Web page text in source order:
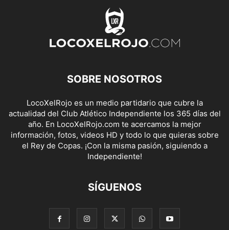
SOBRE NOSOTROS
LocoXelRojo es un medio partidario que cubre la
actualidad del Club Atlético Independiente los 365 días del
año. En LocoXelRojo.com te acercamos la mejor
información, fotos, videos HD y todo lo que quieras sobre
el Rey de Copas. ¡Con la misma pasión, siguiendo a
Independiente!
SÍGUENOS